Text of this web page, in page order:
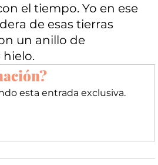
Edición 19
22 8 de
el tiempo. Yo en ese
de esas tierras
un anillo de
esta entrada exclusiva.